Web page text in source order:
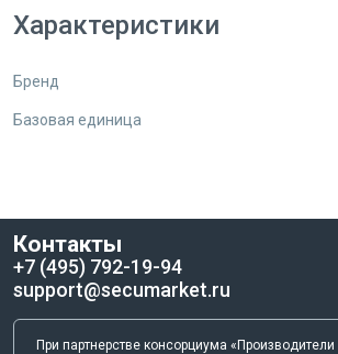
реальном времени. Это позволяет
изменения в производственном процессе и
значительно сократить время на
гибкость в настройке системы и позволяет
контроллер в уже существующие
Устройство также совместимо с
связи, что упрощает его интеграцию в
Энергоэффективность – еще одна важная
Характеристики
Бренд
Базовая единица
Контакты
+7 (495) 792-19-94
support@secumarket.ru
При партнерстве консорциума «Производители